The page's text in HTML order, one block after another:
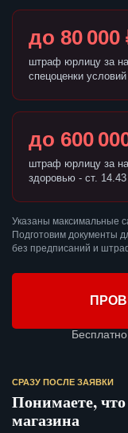
до 80 000
штраф юрлицу за
спецоценки
до 600
штраф юрлицу за
здоровью - ст.
Указаны максимальные
Подготовим документы
без предписаний и
СРАЗУ ПОСЛЕ ЗАЯВКИ
Понимаете,
магазина